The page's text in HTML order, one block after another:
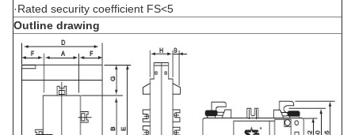
·Rated security coefficient FS<5
Outline drawing